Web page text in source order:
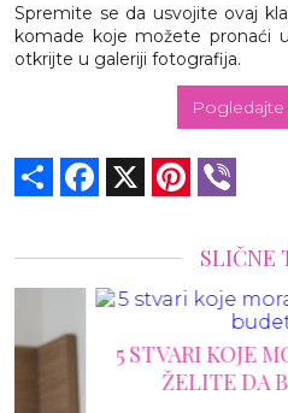
Spremite se da usvojite ovaj
komade koje možete pronaći
otkrijte u galeriji fotografija.
Pogledajte
Share Facebook Pinterest
SLIČNE
5 STVARI KOJE MORATE
ŽELITE DA